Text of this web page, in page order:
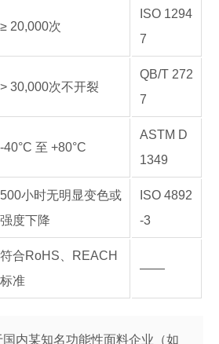
≥ 20,000次
ISO 1294
7
> 30,000次不开裂
QB/T 272
7
-40°C 至 +80°C
ASTM D
1349
500小时无明显变色或
强度下降
ISO 4892
-3
符合RoHS、REACH
标准
——
内某知名功能性面料企业（如